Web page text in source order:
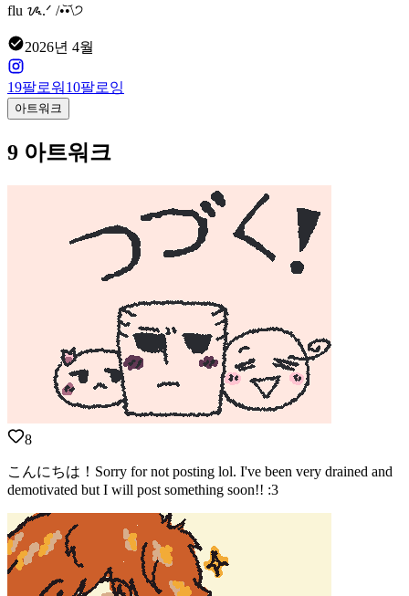
flu ᝰ.ᐟ /•᷅‎•᷄\੭
2026년 4월
19팔로워 10팔로잉
아트워크
9 아트워크
8
こんにちは！Sorry for not posting lol. I've been very drained and
demotivated but I will post something soon!! :3